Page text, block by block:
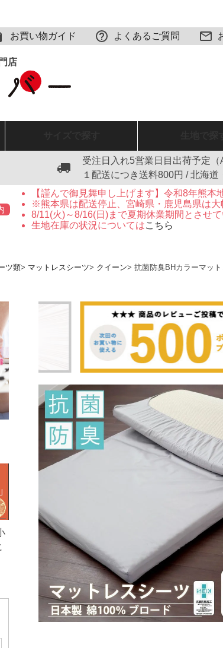
お買い物ガイド よくあるご質問
受注日入れ5営業日目出荷予定（
１配送につき送料800円 / 北海
【謹んで御見舞申し上げます】令和8年熊
※熊本県は配送停止、宮崎県・鹿児島県は
8/11(火)～8/16(日)まで夏期休業期間とさせ
生地在庫の状況についてはこちら
ツ類 マットレスシーツ クイーン 抗菌防臭BHカラーマッ